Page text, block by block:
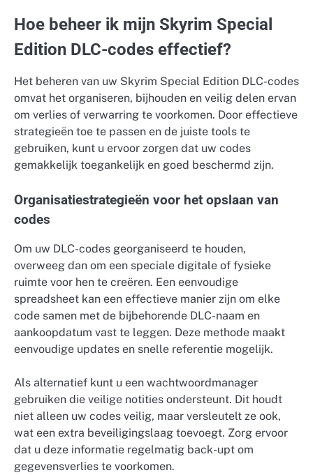
Hoe beheer ik mijn Skyrim Special
Edition DLC-codes effectief?
Het beheren van uw Skyrim Special Edition DLC-codes
omvat het organiseren, bijhouden en veilig delen ervan
om verlies of verwarring te voorkomen. Door effectieve
strategieën toe te passen en de juiste tools te
gebruiken, kunt u ervoor zorgen dat uw codes
gemakkelijk toegankelijk en goed beschermd zijn.
Organisatiestrategieën voor het opslaan van
codes
Om uw DLC-codes georganiseerd te houden,
overweeg dan om een speciale digitale of fysieke
ruimte voor hen te creëren. Een eenvoudige
spreadsheet kan een effectieve manier zijn om elke
code samen met de bijbehorende DLC-naam en
aankoopdatum vast te leggen. Deze methode maakt
eenvoudige updates en snelle referentie mogelijk.
Als alternatief kunt u een wachtwoordmanager
gebruiken die veilige notities ondersteunt. Dit houdt
niet alleen uw codes veilig, maar versleutelt ze ook,
wat een extra beveiligingslaag toevoegt. Zorg ervoor
dat u deze informatie regelmatig back-upt om
gegevensverlies te voorkomen.